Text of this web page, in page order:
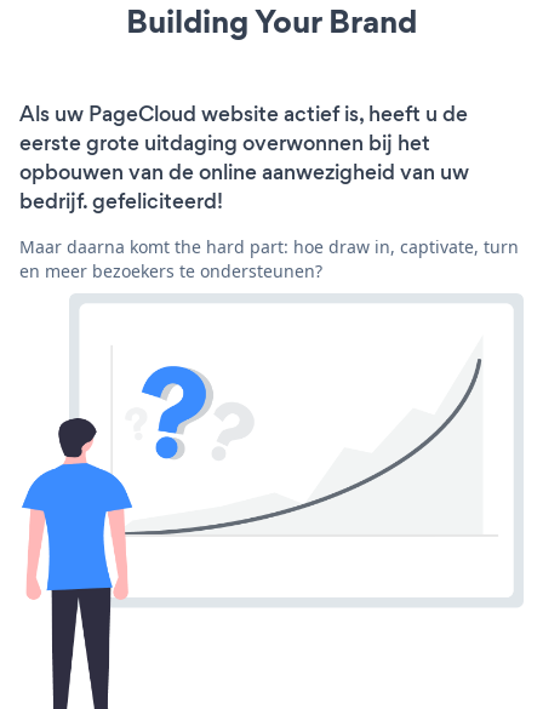
Building Your Brand
Als uw PageCloud website actief is, heeft u de
eerste grote uitdaging overwonnen bij het
opbouwen van de online aanwezigheid van uw
bedrijf. gefeliciteerd!
Maar daarna komt the hard part: hoe draw in, captivate, turn
en meer bezoekers te ondersteunen?